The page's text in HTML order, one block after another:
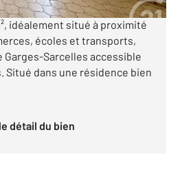
cet appartement 4
idéalement situé à proximité
écoles et transports,
Garges-Sarcelles accessible
Situé dans une résidence bien
le détail du bien